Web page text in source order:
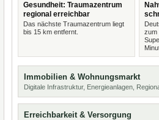
Gesundheit: Traumazentrum
regional erreichbar
Das nächste Traumazentrum liegt
bis 15 km entfernt.
zum
Immobilien & Wohnungsmarkt
Digitale Infrastruktur, Energieanlagen,
Erreichbarkeit & Versorgung